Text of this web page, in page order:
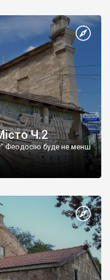
Ч.2
Феодосію буде не менш